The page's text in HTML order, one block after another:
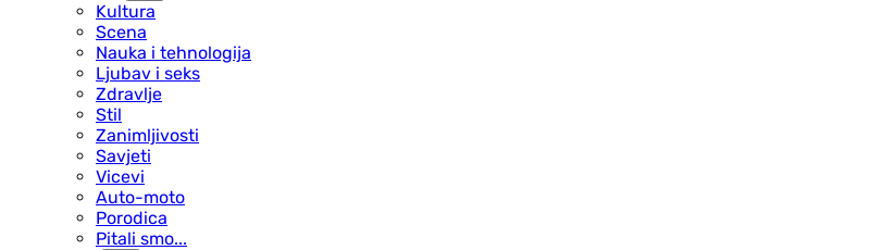
Kultura
Scena
Nauka i tehnologija
Ljubav i seks
Zdravlje
Stil
Zanimljivosti
Savjeti
Vicevi
Auto-moto
Porodica
Pitali smo...